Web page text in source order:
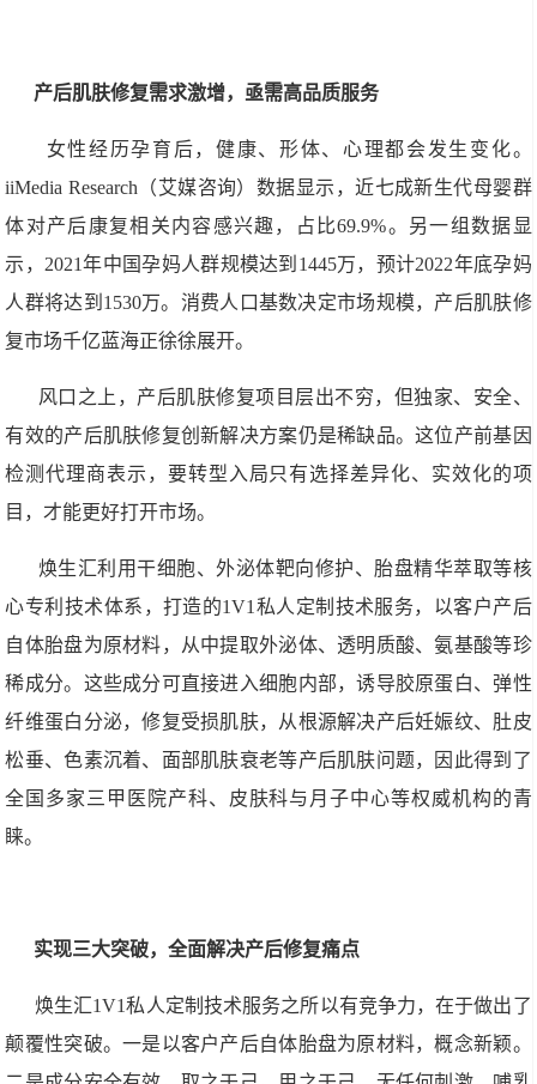
产后肌肤修复需求激增，亟需高品质服务
女性经历孕育后，健康、形体、心理都会发生变化。
iiMedia Research（艾媒咨询）数据显示，近七成新生代母婴群
体对产后康复相关内容感兴趣，占比69.9%。另一组数据显
示，2021年中国孕妈人群规模达到1445万，预计2022年底孕妈
人群将达到1530万。消费人口基数决定市场规模，产后肌肤修
复市场千亿蓝海正徐徐展开。
风口之上，产后肌肤修复项目层出不穷，但独家、安全、
有效的产后肌肤修复创新解决方案仍是稀缺品。这位产前基因
检测代理商表示，要转型入局只有选择差异化、实效化的项
目，才能更好打开市场。
焕生汇利用干细胞、外泌体靶向修护、胎盘精华萃取等核
心专利技术体系，打造的1V1私人定制技术服务，以客户产后
自体胎盘为原材料，从中提取外泌体、透明质酸、氨基酸等珍
稀成分。这些成分可直接进入细胞内部，诱导胶原蛋白、弹性
纤维蛋白分泌，修复受损肌肤，从根源解决产后妊娠纹、肚皮
松垂、色素沉着、面部肌肤衰老等产后肌肤问题，因此得到了
全国多家三甲医院产科、皮肤科与月子中心等权威机构的青
睐。
实现三大突破，全面解决产后修复痛点
焕生汇1V1私人定制技术服务之所以有竞争力，在于做出了
颠覆性突破。一是以客户产后自体胎盘为原材料，概念新颖。